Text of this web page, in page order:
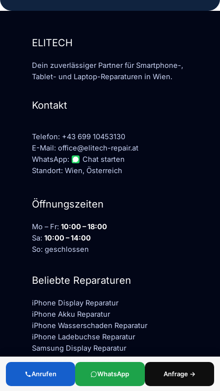
ELITECH
Dein zuverlässiger Partner für Smartphone-,
Tablet- und Laptop-Reparaturen in Wien.
Kontakt
Telefon: +43 699 10453130
E-Mail: office@elitech-repair.at
WhatsApp:
Chat starten
Standort: Wien, Österreich
Öffnungszeiten
Mo – Fr: 10:00 – 18:00
Sa: 10:00 – 14:00
So: geschlossen
Beliebte Reparaturen
iPhone Display Reparatur
iPhone Akku Reparatur
iPhone Wasserschaden Reparatur
iPhone Ladebuchse Reparatur
Samsung Display Reparatur
Samsung Akku Reparatur
MacBook Display Reparatur
MacBook Akku Reparatur
Anrufen WhatsApp Anfrage →